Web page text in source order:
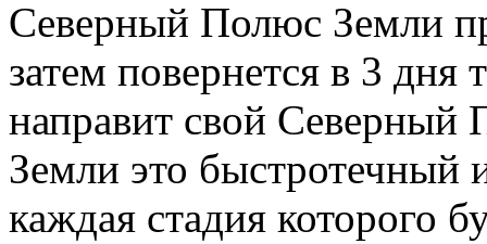
Северный Полюс Земли
затем повернется в 3
направит свой
Земли это быстротечный
каждая стадия которого